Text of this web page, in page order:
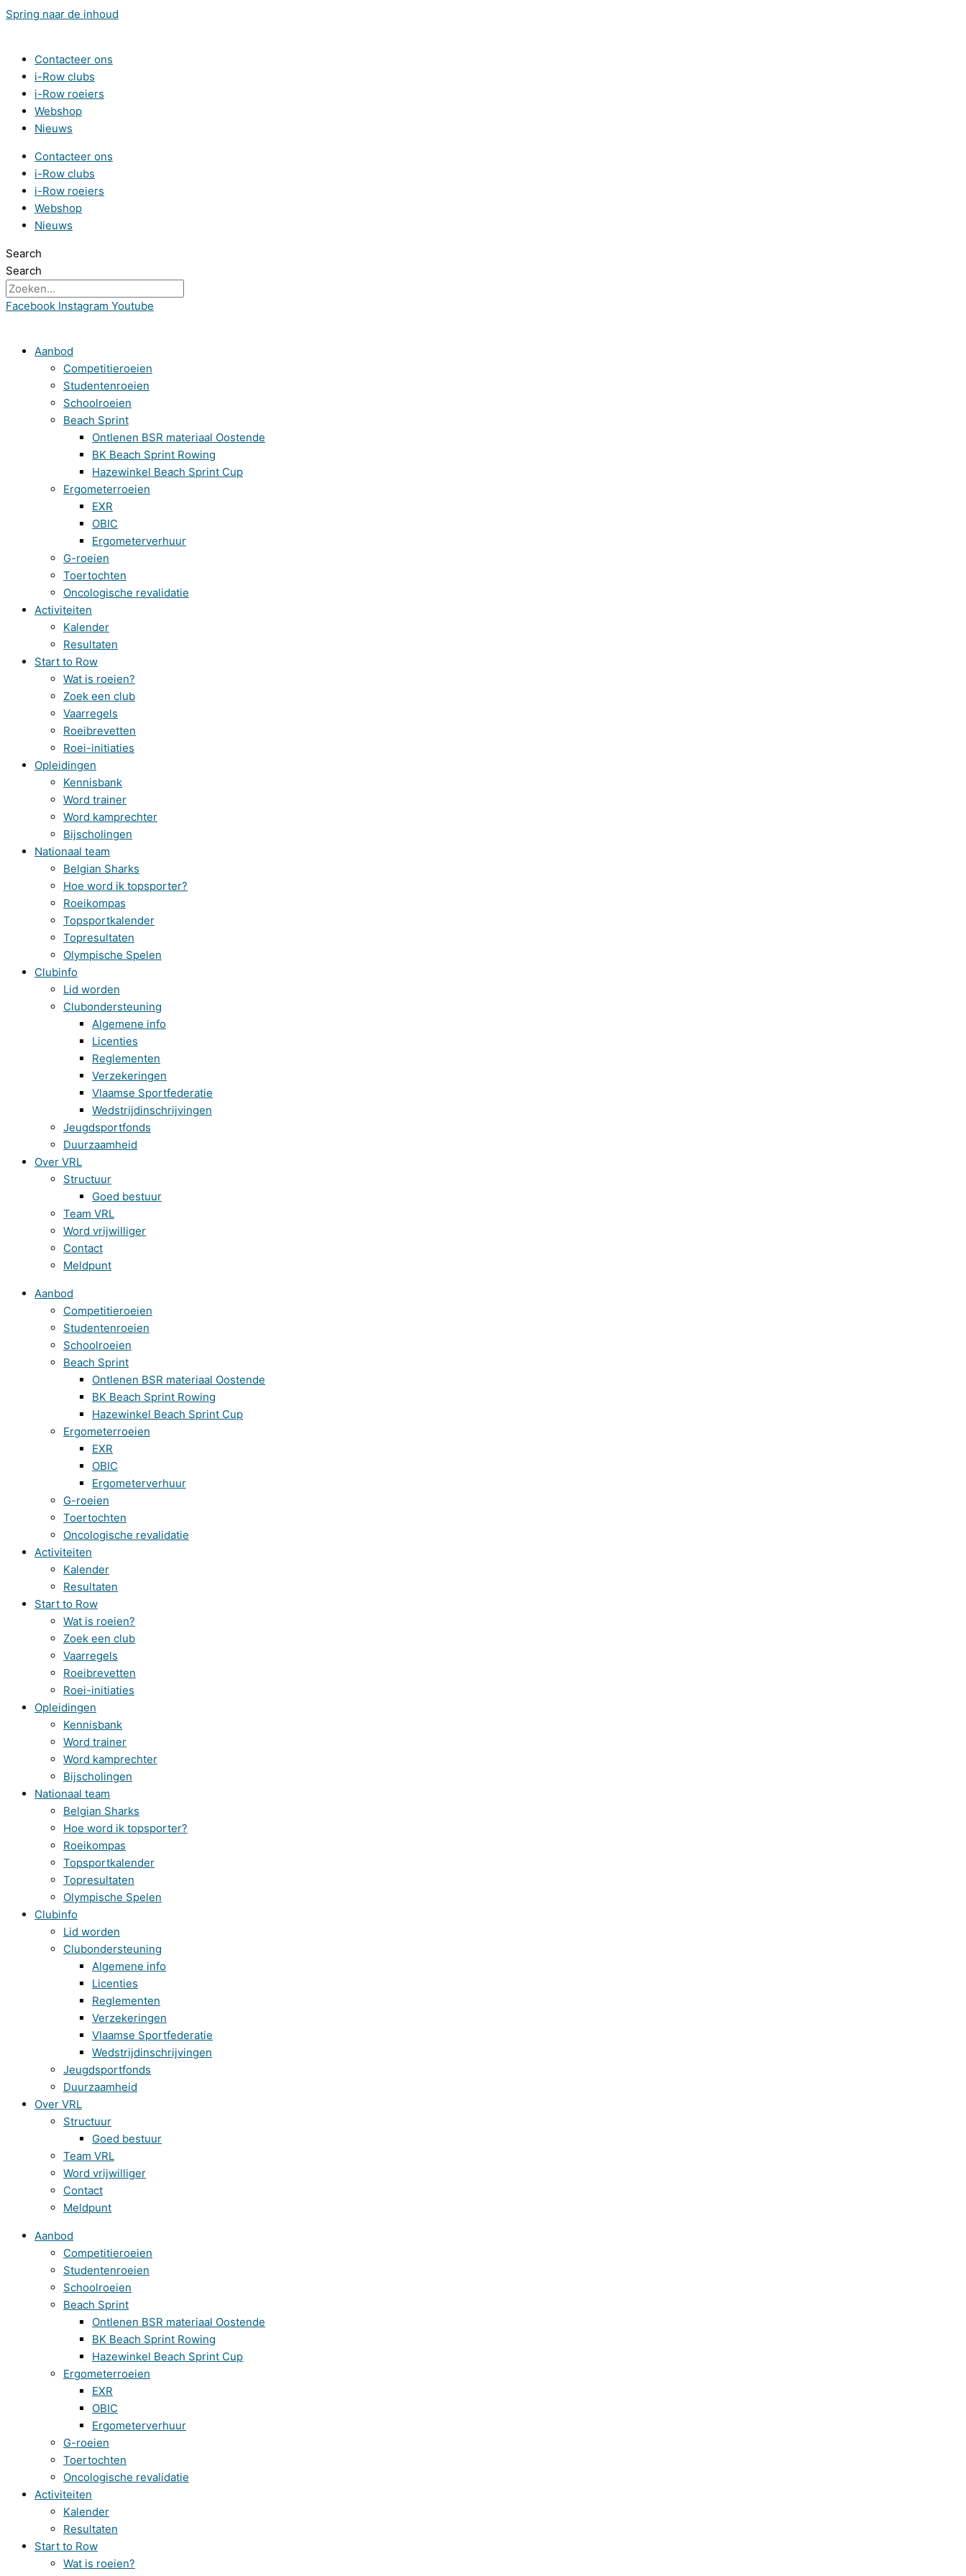
Spring naar de inhoud
Contacteer ons
i-Row clubs
i-Row roeiers
Webshop
Nieuws
Contacteer ons
i-Row clubs
i-Row roeiers
Webshop
Nieuws
Search
Search
Facebook Instagram Youtube
Aanbod
Competitieroeien
Studentenroeien
Schoolroeien
Beach Sprint
Ontlenen BSR materiaal Oostende
BK Beach Sprint Rowing
Hazewinkel Beach Sprint Cup
Ergometerroeien
EXR
OBIC
Ergometerverhuur
G-roeien
Toertochten
Oncologische revalidatie
Activiteiten
Kalender
Resultaten
Start to Row
Wat is roeien?
Zoek een club
Vaarregels
Roeibrevetten
Roei-initiaties
Opleidingen
Kennisbank
Word trainer
Word kamprechter
Bijscholingen
Nationaal team
Belgian Sharks
Hoe word ik topsporter?
Roeikompas
Topsportkalender
Topresultaten
Olympische Spelen
Clubinfo
Lid worden
Clubondersteuning
Algemene info
Licenties
Reglementen
Verzekeringen
Vlaamse Sportfederatie
Wedstrijdinschrijvingen
Jeugdsportfonds
Duurzaamheid
Over VRL
Structuur
Goed bestuur
Team VRL
Word vrijwilliger
Contact
Meldpunt
Aanbod
Competitieroeien
Studentenroeien
Schoolroeien
Beach Sprint
Ontlenen BSR materiaal Oostende
BK Beach Sprint Rowing
Hazewinkel Beach Sprint Cup
Ergometerroeien
EXR
OBIC
Ergometerverhuur
G-roeien
Toertochten
Oncologische revalidatie
Activiteiten
Kalender
Resultaten
Start to Row
Wat is roeien?
Zoek een club
Vaarregels
Roeibrevetten
Roei-initiaties
Opleidingen
Kennisbank
Word trainer
Word kamprechter
Bijscholingen
Nationaal team
Belgian Sharks
Hoe word ik topsporter?
Roeikompas
Topsportkalender
Topresultaten
Olympische Spelen
Clubinfo
Lid worden
Clubondersteuning
Algemene info
Licenties
Reglementen
Verzekeringen
Vlaamse Sportfederatie
Wedstrijdinschrijvingen
Jeugdsportfonds
Duurzaamheid
Over VRL
Structuur
Goed bestuur
Team VRL
Word vrijwilliger
Contact
Meldpunt
Aanbod
Competitieroeien
Studentenroeien
Schoolroeien
Beach Sprint
Ontlenen BSR materiaal Oostende
BK Beach Sprint Rowing
Hazewinkel Beach Sprint Cup
Ergometerroeien
EXR
OBIC
Ergometerverhuur
G-roeien
Toertochten
Oncologische revalidatie
Activiteiten
Kalender
Resultaten
Start to Row
Wat is roeien?